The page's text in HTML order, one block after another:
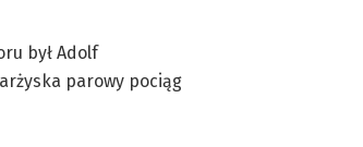
był Adolf
parowy pociąg